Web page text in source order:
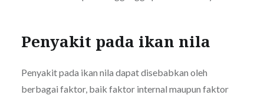
Penyakit pada ikan nila
Penyakit pada ikan nila dapat disebabkan oleh
berbagai faktor, baik faktor internal maupun faktor